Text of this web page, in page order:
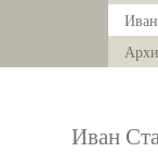
Иван